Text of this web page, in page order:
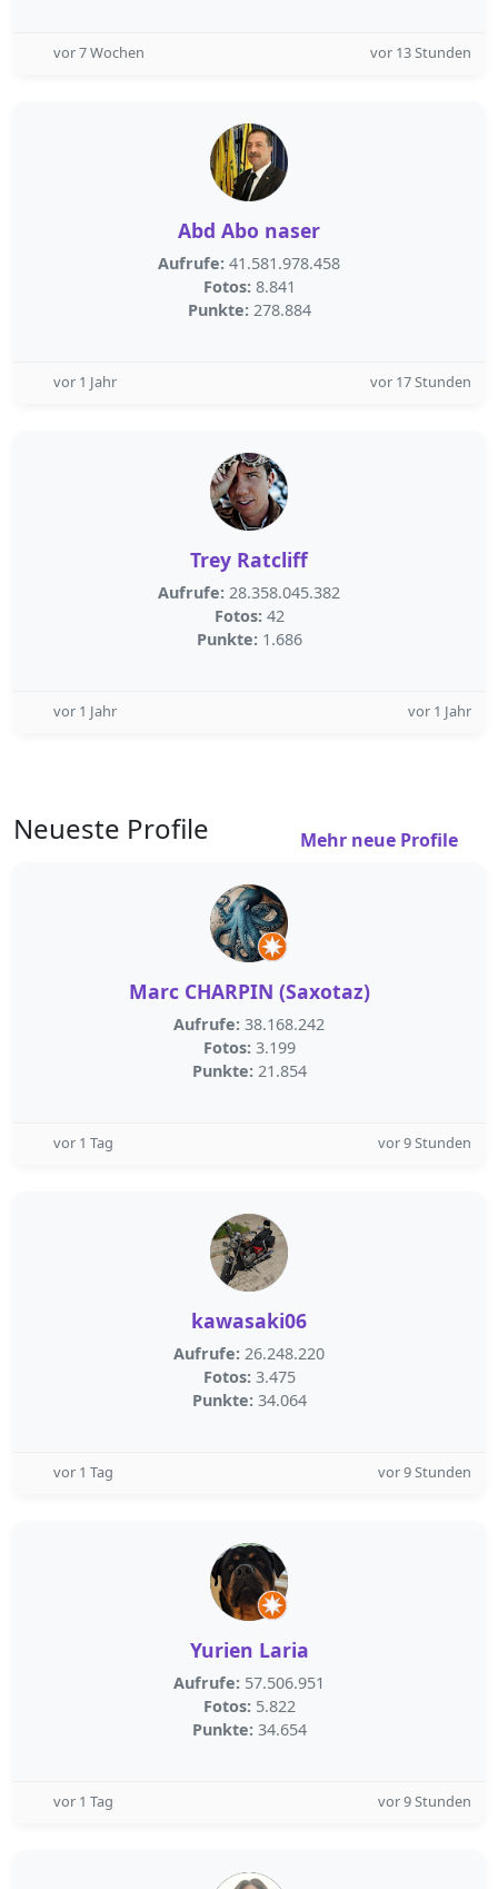
vor 7 Wochen vor 13 Stunden
Abd Abo naser
Aufrufe: 41.581.978.458
Fotos: 8.841
Punkte: 278.884
vor 1 Jahr vor 17 Stunden
Trey Ratcliff
Aufrufe: 28.358.045.382
Fotos: 42
Punkte: 1.686
vor 1 Jahr vor 1 Jahr
Neueste Profile Mehr neue Profile
Marc CHARPIN (Saxotaz)
Aufrufe: 38.168.242
Fotos: 3.199
Punkte: 21.854
vor 1 Tag vor 9 Stunden
kawasaki06
Aufrufe: 26.248.220
Fotos: 3.475
Punkte: 34.064
vor 1 Tag vor 9 Stunden
Yurien Laria
Aufrufe: 57.506.951
Fotos: 5.822
Punkte: 34.654
vor 1 Tag vor 9 Stunden